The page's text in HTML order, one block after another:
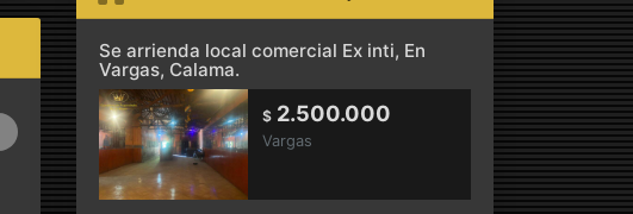
Se arrienda local comercial Ex inti, En
Vargas, Calama.
$2.500.000
Vargas